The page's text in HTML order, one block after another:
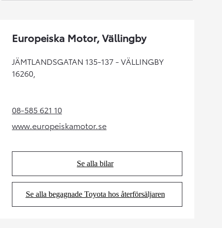
Europeiska Motor, Vällingby
JÄMTLANDSGATAN 135-137 - VÄLLINGBY
16260,
08-585 621 10(Opens in new tab)
www.europeiskamotor.se
(Opens in new tab)
Se alla bilar
(Opens in new tab)
Se alla begagnade Toyota hos återförsäljaren
(Opens in new tab)